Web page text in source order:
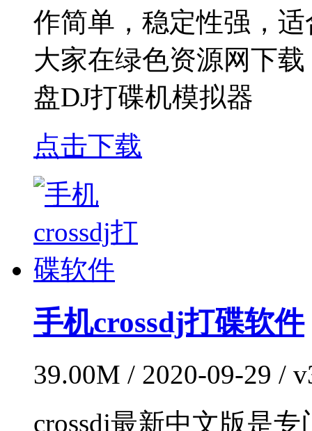
作简单，稳定性强，
大家在绿色资源网下
盘DJ打碟机模拟器
点击下载
手机crossdj打碟软件
39.00M / 2020-09-29 /
crossdj最新中文版是